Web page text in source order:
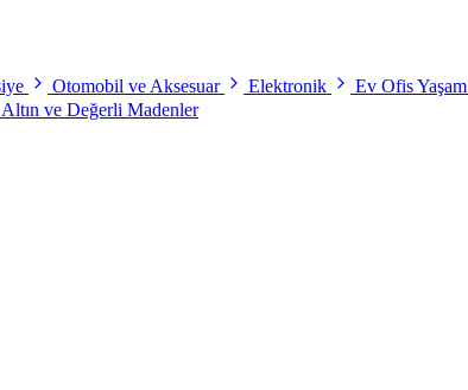
Otomobil ve Aksesuar Elektronik Ev Ofis Yaşam
Altın ve Değerli Madenler